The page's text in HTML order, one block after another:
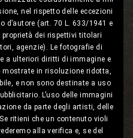
nel rispetto delle eccezioni
d’autore (art. 70 L. 633/1941 e
dei rispettivi titolari
agenzie). Le fotografie di
a ulteriori diritti di immagine e
in risoluzione ridotta,
e non sono destinate a uso
L’uso delle immagini
da parte degli artisti, delle
ritieni che un contenuto violi
alla verifica e, se del